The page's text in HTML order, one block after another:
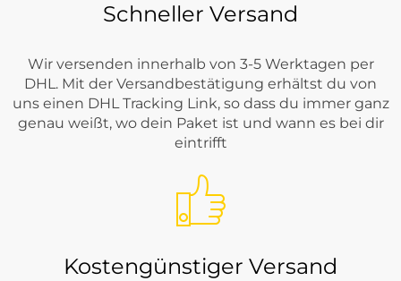
Schneller Versand
Wir versenden innerhalb von 3-5 Werktagen per
DHL. Mit der Versandbestätigung erhältst du von
uns einen DHL Tracking Link, so dass du immer ganz
genau weißt, wo dein Paket ist und wann es bei dir
eintrifft
Kostengünstiger Versand